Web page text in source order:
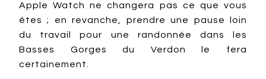
Apple Watch ne changera pas ce que vous
êtes ; en revanche, prendre une pause loin
du travail pour une randonnée dans les
Basses Gorges du Verdon le fera
certainement.